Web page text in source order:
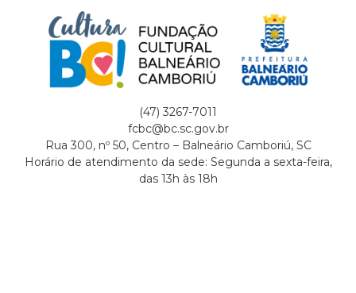
(47) 3267-7011
fcbc@bc.sc.gov.br
Rua 300, nº 50, Centro – Balneário Camboriú, SC
Horário de atendimento da sede: Segunda a sexta-feira,
das 13h às 18h